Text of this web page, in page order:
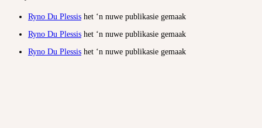
Ryno Du Plessis het ‘n nuwe publikasie gemaak
Ryno Du Plessis het ‘n nuwe publikasie gemaak
Ryno Du Plessis het ‘n nuwe publikasie gemaak